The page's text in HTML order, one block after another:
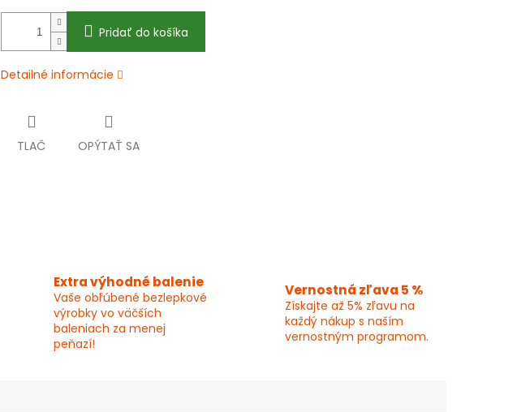
Pridať do košíka
Detailné informácie
TLAČ OPÝTAŤ SA
Extra výhodné balenie
Vaše obľúbené bezlepkové
výrobky vo väčších
baleniach za menej
peňazí!
Vernostná zľava 5 %
Získajte až 5% zľavu na
každý nákup s naším
vernostným programom.